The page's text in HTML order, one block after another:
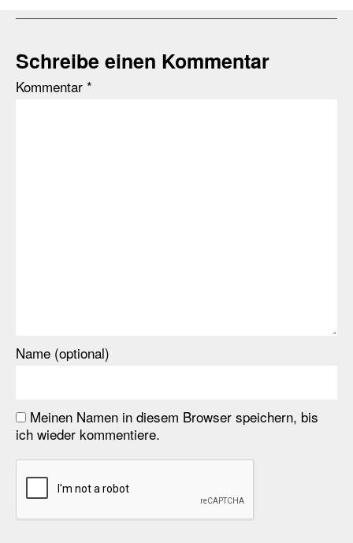
Schreibe einen Kommentar
Kommentar *
Name (optional)
Meinen Namen in diesem Browser speichern, bis
ich wieder kommentiere.